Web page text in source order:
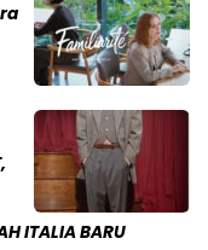
ITALIA BARU